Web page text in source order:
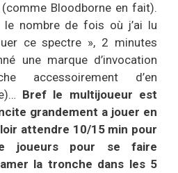
Bloodborne en fait).
le nombre de fois où j’ai lu
ce spectre », 2 minutes
une marque d’invocation
accessoirement d’en
Bref le multijoueur est
grandement a jouer en
attendre 10/15 min pour
joueurs pour se faire
la tronche dans les 5